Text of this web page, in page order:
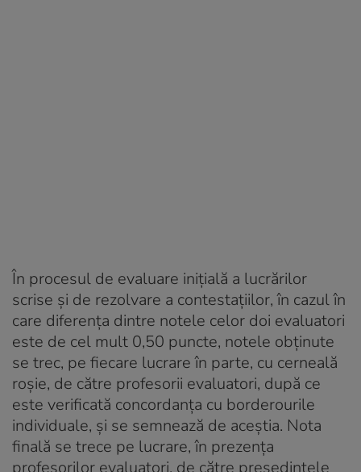
În procesul de evaluare iniţială a lucrărilor
scrise şi de rezolvare a contestaţiilor, în cazul în
care diferenţa dintre notele celor doi evaluatori
este de cel mult 0,50 puncte, notele obţinute
se trec, pe fiecare lucrare în parte, cu cerneală
roşie, de către profesorii evaluatori, după ce
este verificată concordanţa cu borderourile
individuale, şi se semnează de aceştia. Nota
finală se trece pe lucrare, în prezenţa